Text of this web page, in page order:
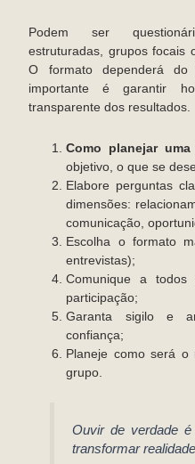
Podem ser
estruturadas, grupos focais
O formato dependerá
importante é garantir
transparente dos resultados.
Como planejar
objetivo, o que se
Elabore perguntas
dimensões:
comunicação,
Escolha o formato
entrevistas);
Comunique a
participação;
Garanta sigilo e
confiança;
Planeje como será o
grupo.
Ouvir de verdade
transformar